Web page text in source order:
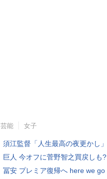
芸能 女子
須江監督「人生最高の夜更かし」
巨人 今オフに菅野智之買戻しも?
冨安 プレミア復帰へ here we go